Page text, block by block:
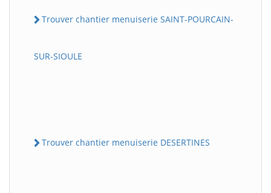
Trouver chantier menuiserie SAINT-POURCAIN-
SUR-SIOULE
Trouver chantier menuiserie DESERTINES